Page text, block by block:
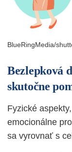
BlueRingMedia/
Bezlepková
skutočne
Fyzické
emocionálne
sa vyrovnať s